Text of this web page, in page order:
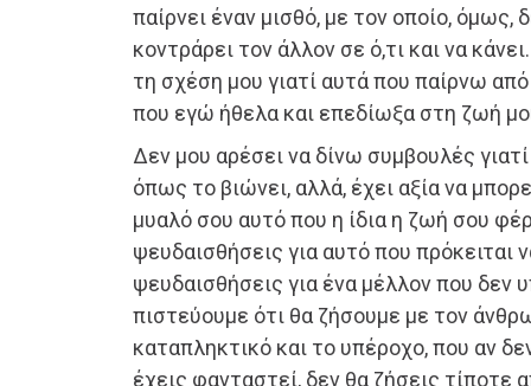
παίρνει έναν μισθό, με τον οποίο, όμως,
κοντράρει τον άλλον σε ό,τι και να
τη σχέση μου γιατί αυτά που παίρνω
που εγώ ήθελα και επεδίωξα στη ζωή
Δεν μου αρέσει να δίνω συμβουλές
όπως το βιώνει, αλλά, έχει αξία να
μυαλό σου αυτό που η ίδια η ζωή σου
ψευδαισθήσεις για αυτό που πρόκειται
ψευδαισθήσεις για ένα μέλλον που δεν
πιστεύουμε ότι θα ζήσουμε με τον
καταπληκτικό και το υπέροχο, που αν
έχεις φανταστεί, δεν θα ζήσεις